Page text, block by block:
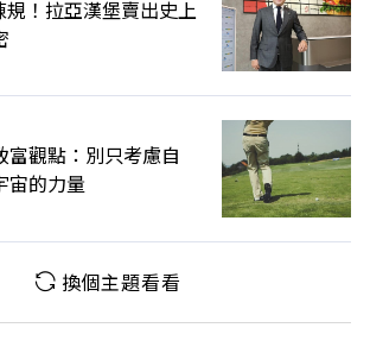
！拉亞漢堡賣出史上
富觀點：別只考慮自
宙的力量
換個主題看看